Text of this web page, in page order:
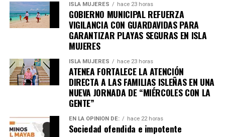
ISLA MUJERES hace 23 horas
GOBIERNO MUNICIPAL REFUERZA
VIGILANCIA CON GUARDAVIDAS PARA
GARANTIZAR PLAYAS SEGURAS EN ISLA
MUJERES
ISLA MUJERES hace 23 horas
ATENEA FORTALECE LA ATENCIÓN
DIRECTA A LAS FAMILIAS ISLEÑAS EN UNA
NUEVA JORNADA DE “MIÉRCOLES CON LA
GENTE”
EN LA OPINIÓN DE: hace 22 horas
Sociedad ofendida e impotente